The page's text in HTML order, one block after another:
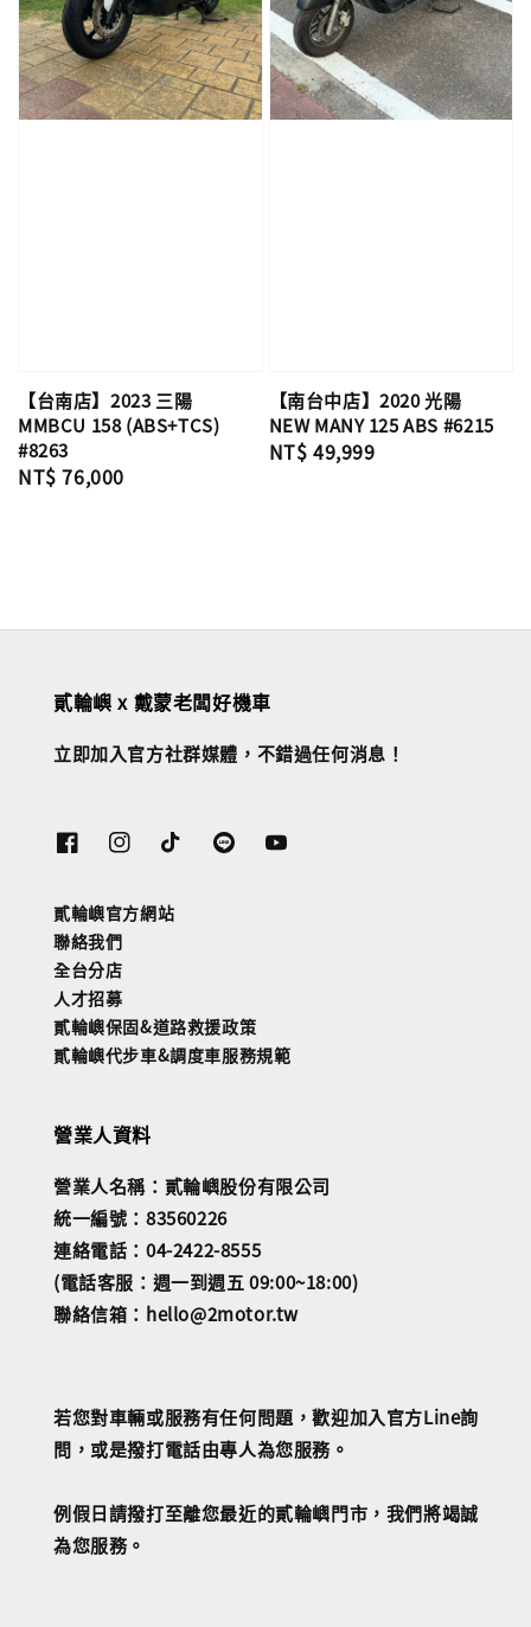
【台南店】2023 三陽
MMBCU 158 (ABS+TCS)
#8263
Regular
NT$ 76,000
【南台中店】2020 光陽
NEW MANY 125 ABS #6215
Regular
NT$ 49,999
貳輪嶼 x 戴蒙老闆好機車
立即加入官方社群媒體，不錯過任何消息！
貳輪嶼官方網站
聯絡我們
全台分店
人才招募
貳輪嶼保固&道路救援政策
貳輪嶼代步車&調度車服務規範
營業人資料
營業人名稱：貳輪嶼股份有限公司
統一編號：83560226
連絡電話：04-2422-8555
(電話客服：週一到週五 09:00~18:00)
聯絡信箱：hello@2motor.tw
若您對車輛或服務有任何問題，歡迎加入官方Line詢
問，或是撥打電話由專人為您服務。
例假日請撥打至離您最近的貳輪嶼門市，我們將竭誠
為您服務。